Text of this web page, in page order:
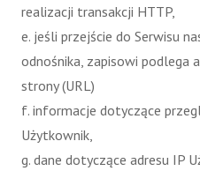
realizacji transakcji HTTP,
e. jeśli przejście do Serwisu
odnośnika, zapisowi podlega
strony (URL)
f. informacje dotyczące
Użytkownik,
g. dane dotyczące adresu IP